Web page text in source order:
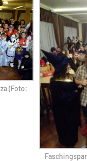
(Foto: